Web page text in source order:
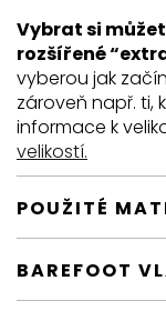
Vybrat si
rozšířené
vyberou jak
zároveň např. ti,
informace k
velikostí.
POUŽITÉ
BAREFOOT